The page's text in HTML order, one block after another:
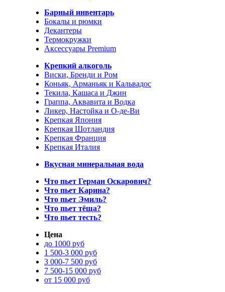
Барный инвентарь
Бокалы и рюмки
Декантеры
Термокружки
Аксессуары Premium
Крепкий алкоголь
Виски, Бренди и Ром
Коньяк, Арманьяк и Кальвадос
Текила, Кашаса и Джин
Граппа, Аквавита и Водка
Ликер, Настойка и О-де-Ви
Крепкая Япония
Крепкая Шотландия
Крепкая Франция
Крепкая Италия
Вкусная минеральная вода
Что пьет Герман Оскарович?
Что пьет Карина?
Что пьет Эмиль?
Что пьет тёща?
Что пьет тесть?
Цена
до 1000 руб
1 500-3 000 руб
3 000-7 500 руб
7 500-15 000 руб
от 15 000 руб